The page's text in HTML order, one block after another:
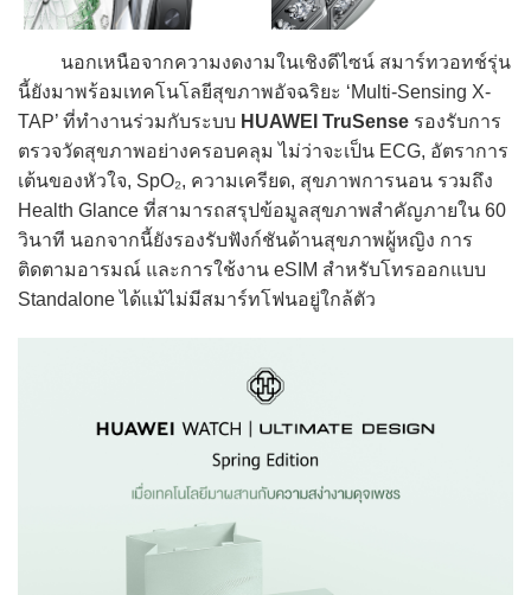
นอกเหนือจากความงดงามในเชิงดีไซน์ สมาร์ทวอทช์รุ่น
นี้ยังมาพร้อมเทคโนโลยีสุขภาพอัจฉริยะ ‘Multi-Sensing X-
TAP’ ที่ทำงานร่วมกับระบบ HUAWEI TruSense รองรับการ
ตรวจวัดสุขภาพอย่างครอบคลุม ไม่ว่าจะเป็น ECG, อัตราการ
เต้นของหัวใจ, SpO₂, ความเครียด, สุขภาพการนอน รวมถึง
Health Glance ที่สามารถสรุปข้อมูลสุขภาพสำคัญภายใน 60
วินาที นอกจากนี้ยังรองรับฟังก์ชันด้านสุขภาพผู้หญิง การ
ติดตามอารมณ์ และการใช้งาน eSIM สำหรับโทรออกแบบ
Standalone ได้แม้ไม่มีสมาร์ทโฟนอยู่ใกล้ตัว